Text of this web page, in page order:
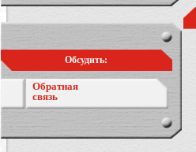
Обсудить:
Обратная
связь